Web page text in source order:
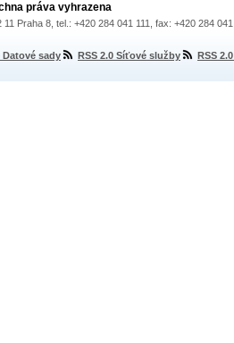
práva vyhrazena
Praha 8, tel.: +420 284 041 111, fax: +420 284
Datové sady RSS 2.0 Síťové služby RSS